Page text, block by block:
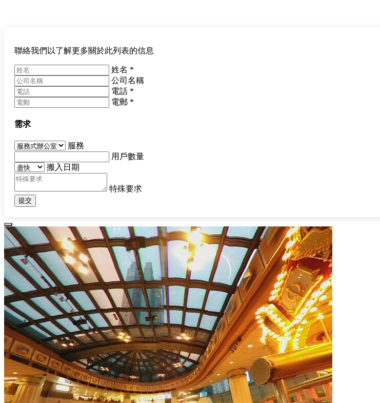
聯絡我們以了解更多關於此列表的信息
姓名 *
公司名稱
電話 *
電郵 *
需求
服務
用戶數量
搬入日期
特殊要求
提交